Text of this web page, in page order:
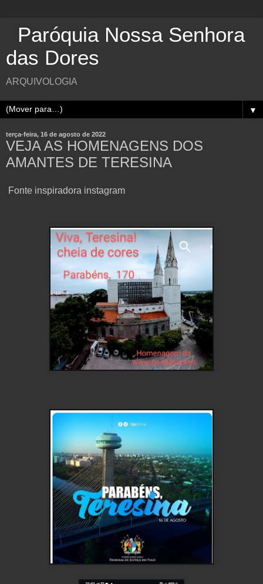
Paróquia Nossa Senhora
das Dores
ARQUIVOLOGIA
▼
terça-feira, 16 de agosto de 2022
VEJA AS HOMENAGENS DOS
AMANTES DE TERESINA
Fonte inspiradora instagram